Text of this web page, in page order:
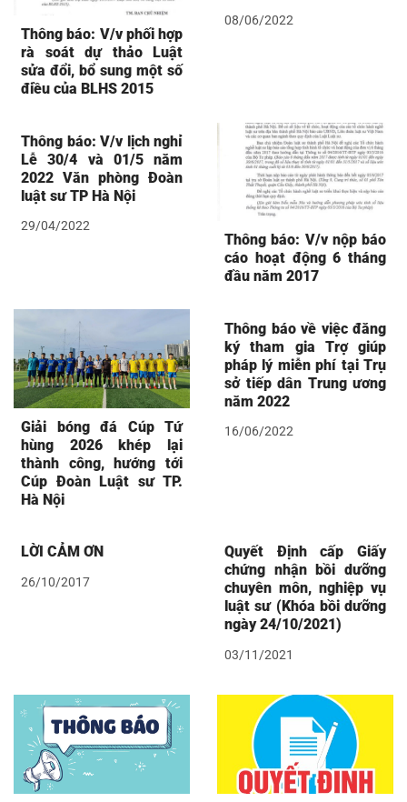
Thông báo: V/v phối hợp
rà soát dự thảo Luật
sửa đổi, bổ sung một số
điều của BLHS 2015
08/06/2022
Thông báo: V/v lịch nghỉ
Lễ 30/4 và 01/5 năm
2022 Văn phòng Đoàn
luật sư TP Hà Nội
29/04/2022
Thông báo: V/v nộp báo
cáo hoạt động 6 tháng
đầu năm 2017
Giải bóng đá Cúp Tứ
hùng 2026 khép lại
thành công, hướng tới
Cúp Đoàn Luật sư TP.
Hà Nội
Thông báo về việc đăng
ký tham gia Trợ giúp
pháp lý miễn phí tại Trụ
sở tiếp dân Trung ương
năm 2022
16/06/2022
LỜI CẢM ƠN
26/10/2017
Quyết Định cấp Giấy
chứng nhận bồi dưỡng
chuyên môn, nghiệp vụ
luật sư (Khóa bồi dưỡng
ngày 24/10/2021)
03/11/2021